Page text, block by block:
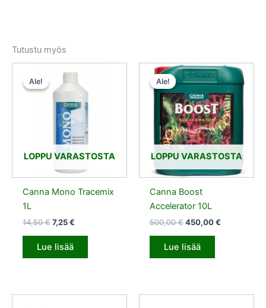
Tutustu myös
Ale!
LOPPU VARASTOSTA
Ale!
Canna Mono Tracemix
1L
14,50€
hinta
oli:
14,50 €.
7,25€
on:
Lue lisää
Ale!
LOPPU VARASTOSTA
Ale!
Canna Boost
Accelerator 10L
500,00€
Alkuperäinen
hinta
oli:
500,00 €.
450,00€
Nykyinen
hinta
on:
450,00 €.
Lue lisää